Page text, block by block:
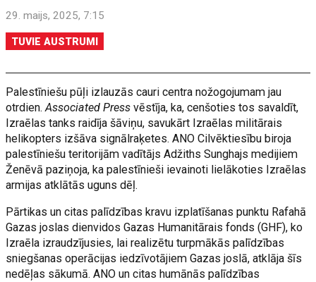
29. maijs, 2025, 7:15
TUVIE AUSTRUMI
Palestīniešu pūļi izlauzās cauri centra nožogojumam jau
otrdien.Associated Press vēstīja, ka, cenšoties tos savaldīt,
Izraēlas tanks raidīja šāviņu, savukārt Izraēlas militārais
helikopters izšāva signālraķetes. ANO Cilvēktiesību biroja
palestīniešu teritorijām vadītājs Adžiths Sunghajs medijiem
Ženēvā paziņoja, ka palestīnieši ievainoti lielākoties Izraēlas
armijas atklātās uguns dēļ.
Pārtikas un citas palīdzības kravu izplatīšanas punktu Rafahā
Gazas joslas dienvidos Gazas Humanitārais fonds (GHF), ko
Izraēla izraudzījusies, lai realizētu turpmākās palīdzības
sniegšanas operācijas iedzīvotājiem Gazas joslā, atklāja šīs
nedēļas sākumā. ANO un citas humānās palīdzības